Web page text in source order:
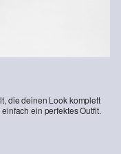
die deinen Look komplett
ein perfektes Outfit.